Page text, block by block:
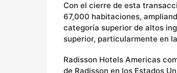
Con el cierre de esta
67,000 habitaciones,
categoría superior de altos
superior, particularmente en
Radisson Hotels Americas
de Radisson en los Estados